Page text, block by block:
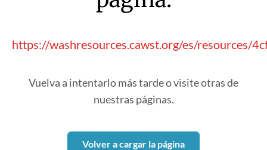
https://washresources.cawst.org/es/resources/
Vuelva a intentarlo más tarde o visite otras de
nuestras páginas.
Volver a cargar la página